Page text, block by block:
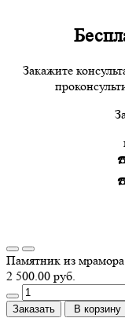
Закажите
Памятник из
2 500.00 руб.
Заказать В корзину